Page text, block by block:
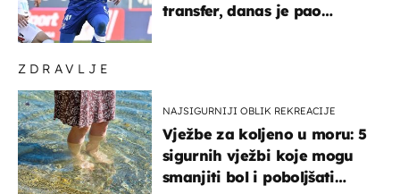
ZDRAVLJE
NAJSIGURNIJI OBLIK REKREACIJE
Vježbe za koljeno u moru: 5
sigurnih vježbi koje mogu
smanjiti bol i poboljšati
transfer, danas je pao